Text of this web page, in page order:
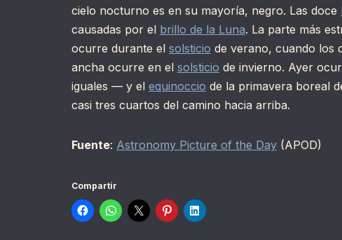
cielo nocturno es en su mayoría, negro. Las doce
causadas por el brillo de la Luna. La parte más
ocurre durante el solsticio de verano, cuando los
ancha ocurre en el solsticio de invierno. Ayer
iguales — y el equinoccio de la primavera boreal
casi tres cuartos del camino hacia arriba.
Fuente: Astronomy Picture of the Day (APOD)
Compartir